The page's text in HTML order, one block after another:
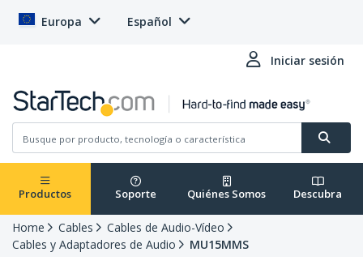
Europa Español
Iniciar sesión
Productos Soporte Quiénes Somos Descubra
Home Cables
Cables de Audio-Vídeo
Cables y Adaptadores de Audio
MU15MMS